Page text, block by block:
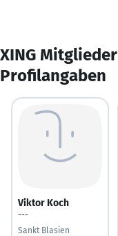
XING
Profilangaben
Viktor Koch
---
Sankt Blasien